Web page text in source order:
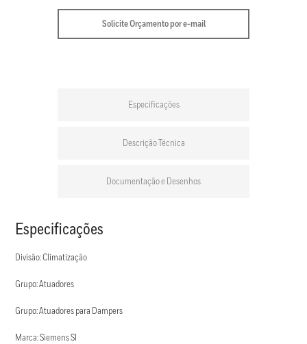
Solicite Orçamento por e-mail
Especificações
Descrição Técnica
Documentação e Desenhos
Especificações
Divisão: Climatização
Grupo: Atuadores
Grupo: Atuadores para Dampers
Marca: Siemens SI